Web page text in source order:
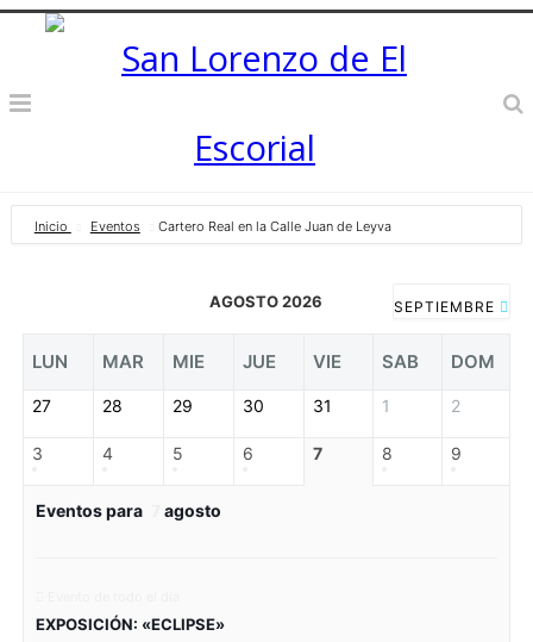
Inicio Eventos Cartero Real en la Calle Juan de Leyva
AGOSTO 2026 SEPTIEMBRE
LUN MAR MIE JUE VIE SAB DOM
27 28 29 30 31 1 2
3 4 5 6 7 8 9
Eventos para agosto
EXPOSICIÓN: «ECLIPSE»